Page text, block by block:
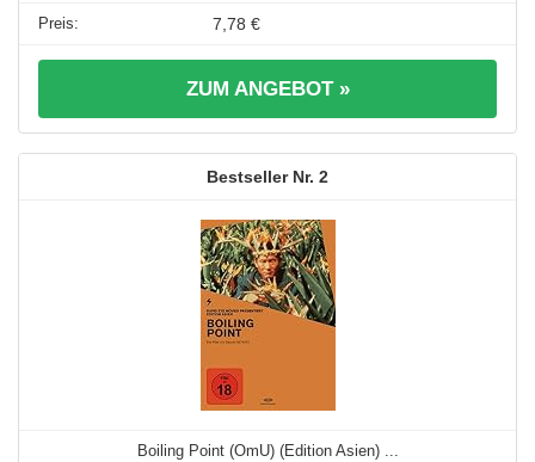
7,78 €
ZUM ANGEBOT »
2
Boiling Point (OmU) (Edition Asien) ...